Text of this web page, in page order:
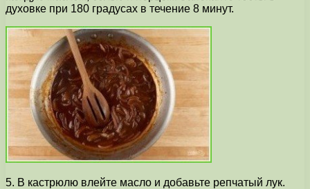
духовке при 180 градусах в течение 8 минут.
5. В кастрюлю влейте масло и добавьте репчатый лук.